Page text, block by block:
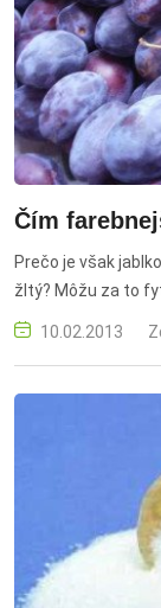
Čím
Prečo je však
žltý? Môžu za to
priaznivým
10.02.2013